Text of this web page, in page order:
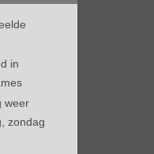
in
weer
zondag